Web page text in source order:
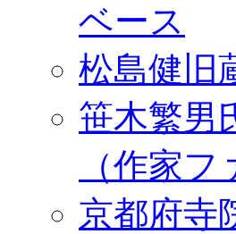
ベース
松島健旧
笹木繁男
（作家フ
京都府寺